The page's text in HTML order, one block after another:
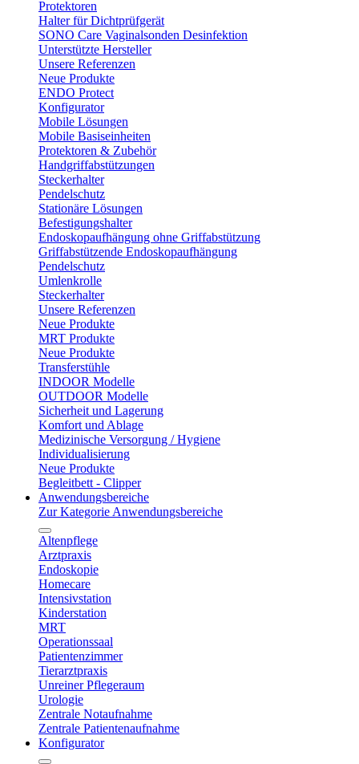
Protektoren
Halter für Dichtprüfgerät
SONO Care Vaginalsonden Desinfektion
Unterstützte Hersteller
Unsere Referenzen
Neue Produkte
ENDO Protect
Konfigurator
Mobile Lösungen
Mobile Basiseinheiten
Protektoren & Zubehör
Handgriffabstützungen
Steckerhalter
Pendelschutz
Stationäre Lösungen
Befestigungshalter
Endoskopaufhängung ohne Griffabstützung
Griffabstützende Endoskopaufhängung
Pendelschutz
Umlenkrolle
Steckerhalter
Unsere Referenzen
Neue Produkte
MRT Produkte
Neue Produkte
Transferstühle
INDOOR Modelle
OUTDOOR Modelle
Sicherheit und Lagerung
Komfort und Ablage
Medizinische Versorgung / Hygiene
Individualisierung
Neue Produkte
Begleitbett - Clipper
Anwendungsbereiche
Zur Kategorie Anwendungsbereiche
Altenpflege
Arztpraxis
Endoskopie
Homecare
Intensivstation
Kinderstation
MRT
Operationssaal
Patientenzimmer
Tierarztpraxis
Unreiner Pflegeraum
Urologie
Zentrale Notaufnahme
Zentrale Patientenaufnahme
Konfigurator